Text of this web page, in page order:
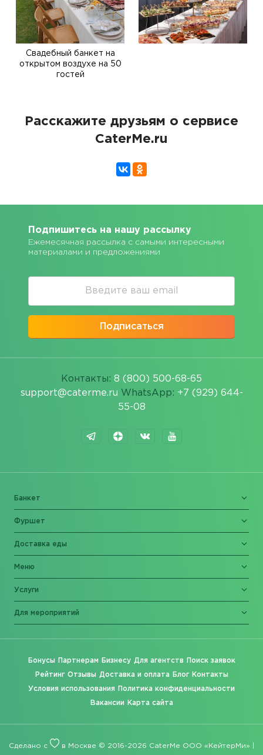
Свадебный банкет на
открытом воздухе на 50
гостей
Расскажите друзьям о сервисе
CaterMe.ru
Подпишитесь на нашу рассылку
Ежемесячная рассылка с самыми интересными
материалами и предложениями
Подписаться
Контакты: 8 (800) 500-68-65
support@caterme.ru WhatsApp: +7 (929) 644-
55-08
Банкет
Фуршет
Доставка еды
Меню
Услуги
Для мероприятий
Бонусы Партнерам Бизнесу Для агентств Поиск заявок
Рейтинг Отзывы Доставка и оплата Блог Контакты
Условия использования Политика конфиденциальности
Вакансии Карта сайта
Сделано с в Москве © 2016-2026 CaterMe ООО «КейтерМи» |